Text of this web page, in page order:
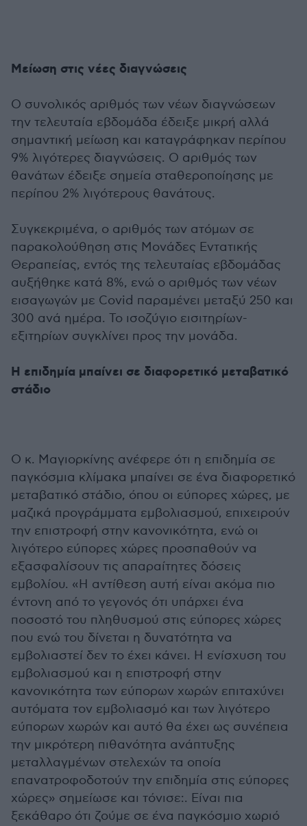
Μείωση στις νέες διαγνώσεις
Ο συνολικός αριθμός των νέων διαγνώσεων
την τελευταία εβδομάδα έδειξε μικρή αλλά
σημαντική μείωση και καταγράφηκαν περίπου
9% λιγότερες διαγνώσεις. Ο αριθμός των
θανάτων έδειξε σημεία σταθεροποίησης με
περίπου 2% λιγότερους θανάτους.
Συγκεκριμένα, ο αριθμός των ατόμων σε
παρακολούθηση στις Μονάδες Εντατικής
Θεραπείας, εντός της τελευταίας εβδομάδας
αυξήθηκε κατά 8%, ενώ ο αριθμός των νέων
εισαγωγών με Covid παραμένει μεταξύ 250 και
300 ανά ημέρα. Το ισοζύγιο εισιτηρίων-
εξιτηρίων συγκλίνει προς την μονάδα.
Η επιδημία μπαίνει σε διαφορετικό μεταβατικό
στάδιο
Ο κ. Μαγιορκίνης ανέφερε ότι η επιδημία σε
παγκόσμια κλίμακα μπαίνει σε ένα διαφορετικό
μεταβατικό στάδιο, όπου οι εύπορες χώρες, με
μαζικά προγράμματα εμβολιασμού, επιχειρούν
την επιστροφή στην κανονικότητα, ενώ οι
λιγότερο εύπορες χώρες προσπαθούν να
εξασφαλίσουν τις απαραίτητες δόσεις
εμβολίου. «Η αντίθεση αυτή είναι ακόμα πιο
έντονη από το γεγονός ότι υπάρχει ένα
ποσοστό του πληθυσμού στις εύπορες χώρες
που ενώ του δίνεται η δυνατότητα να
εμβολιαστεί δεν το έχει κάνει. Η ενίσχυση του
εμβολιασμού και η επιστροφή στην
κανονικότητα των εύπορων χωρών επιταχύνει
αυτόματα τον εμβολιασμό και των λιγότερο
εύπορων χωρών και αυτό θα έχει ως συνέπεια
την μικρότερη πιθανότητα ανάπτυξης
μεταλλαγμένων στελεχών τα οποία
επανατροφοδοτούν την επιδημία στις εύπορες
χώρες» σημείωσε και τόνισε:. Είναι πια
ξεκάθαρο ότι ζούμε σε ένα παγκόσμιο χωριό